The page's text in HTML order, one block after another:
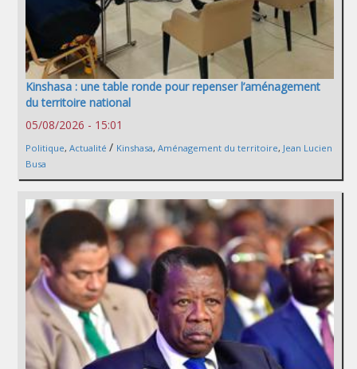
Kinshasa : une table ronde pour repenser l’aménagement
du territoire national
05/08/2026 - 15:01
Politique, Actualité / Kinshasa, Aménagement du territoire, Jean Lucien
Busa